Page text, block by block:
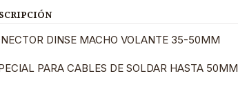
DINSE MACHO VOLANTE 35-50MM
PARA CABLES DE SOLDAR HASTA 50MM